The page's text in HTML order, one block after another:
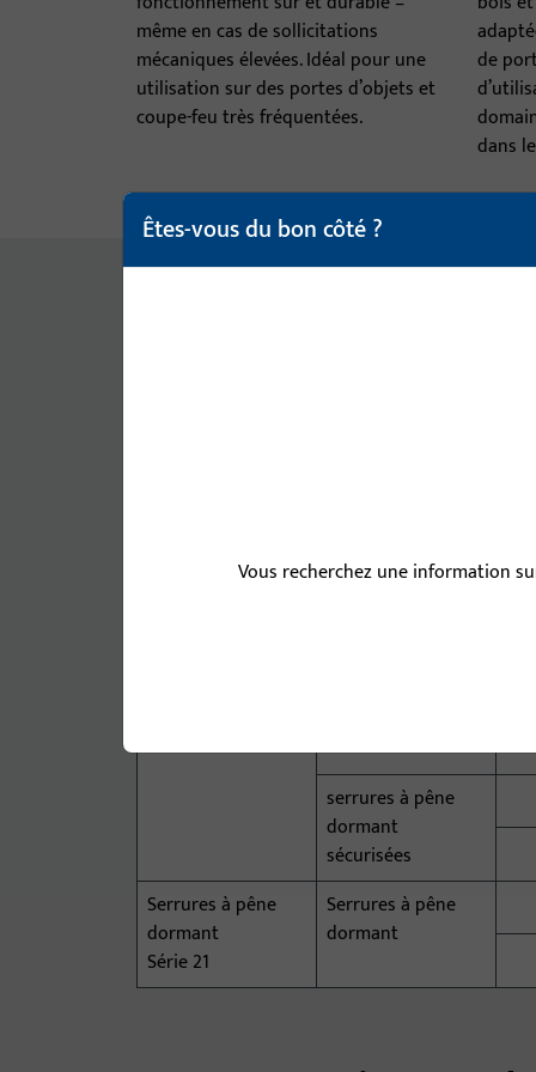
même en cas de sollicitations
mécaniques élevées. Idéal pour une
utilisation sur des portes d’objets et
coupe-feu très fréquentées.
de
dans
Type de serrure 1
serrures à pêne
dormant
sécurisées
Serrures à pêne
dormant
Série 21
Serrures à pêne
dormant
Êtes-vous du bon côté ?
Vous recherchez une information